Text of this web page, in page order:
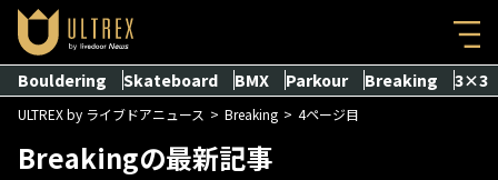
Bouldering Skateboard BMX Parkour Breaking 3×3
ULTREX by ライブドアニュース Breaking 4ページ目
Breakingの最新記事